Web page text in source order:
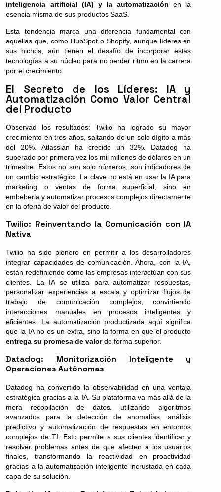
inteligencia artificial (IA) y la automatización en la
esencia misma de sus productos SaaS.
Esta tendencia marca una diferencia fundamental con
aquellas que, como HubSpot o Shopify, aunque líderes en
sus nichos, aún tienen el desafío de incorporar estas
tecnologías a su núcleo para no perder ritmo en la carrera
por el crecimiento.
El Secreto de los Líderes: IA y
Automatización Como Valor Central
del Producto
Observad los resultados: Twilio ha logrado su mayor
crecimiento en tres años, saltando de un solo dígito a más
del 20%. Atlassian ha crecido un 32%. Datadog ha
superado por primera vez los mil millones de dólares en un
trimestre. Estos no son solo números; son indicadores de
un cambio estratégico. La clave no está en usar la IA para
marketing o ventas de forma superficial, sino en
embeberla y automatizar procesos complejos directamente
en la oferta de valor del producto.
Twilio: Reinventando la Comunicación con IA
Nativa
Twilio ha sido pionero en permitir a los desarrolladores
integrar capacidades de comunicación. Ahora, con la IA,
están redefiniendo cómo las empresas interactúan con sus
clientes. La IA se utiliza para automatizar respuestas,
personalizar experiencias a escala y optimizar flujos de
trabajo de comunicación complejos, convirtiendo
interacciones manuales en procesos inteligentes y
eficientes. La automatización productizada aquí significa
que la IA no es un extra, sino la forma en que el producto
entrega su promesa de valorde forma superior.
Datadog: Monitorización Inteligente y
Operaciones Autónomas
Datadog ha convertido la observabilidad en una ventaja
estratégica gracias a la IA. Su plataforma va más allá de la
mera recopilación de datos, utilizando algoritmos
avanzados para la detección de anomalías, análisis
predictivo y automatización de respuestas en entornos
complejos de TI. Esto permite a sus clientes identificar y
resolver problemas antes de que afecten a los usuarios
finales, transformando la reactividad en proactividad
gracias a la automatización inteligente incrustada en cada
capa de su solución.